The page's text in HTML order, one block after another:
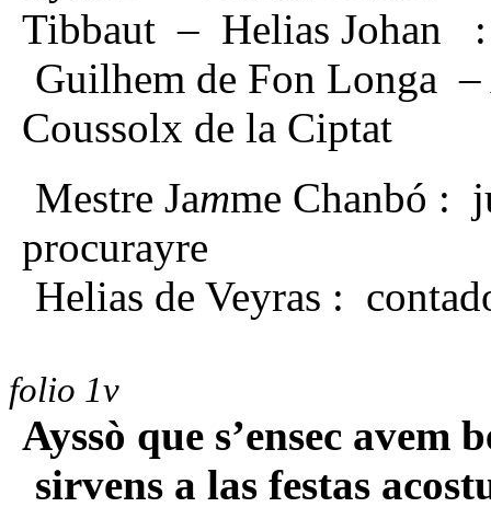
Tibbaut – Helias
Guilhem de Fon
Coussolx de la Ciptat
Mestre Jamme Chanbó :
procurayre
Helias de Veyras :
folio 1v
Ayssò que s’ensec
sirvens a las festas